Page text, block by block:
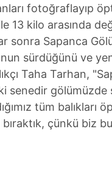
fotoğraflayıp
13 kilo arasında
sonra Sapanca
sürdüğünü ve
Taha Tarhan,
senedir gölümüzde
tüm balıkları
çünkü biz